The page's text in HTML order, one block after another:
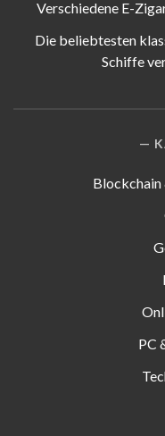
Verschiedene E-
Die beliebtesten
Schiffe
PC